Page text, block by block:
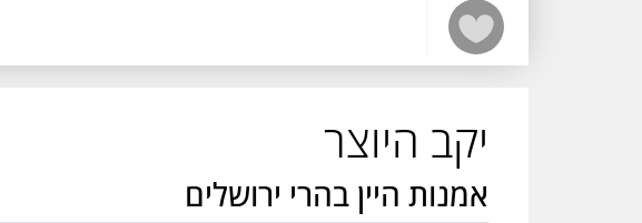
יקב היוצר
אמנות היין בהרי ירושלים